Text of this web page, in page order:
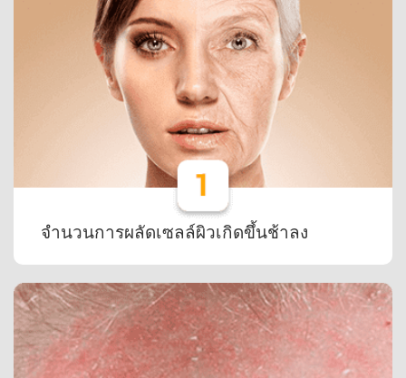
จำนวนการผลัดเซลล์ผิวเกิดขึ้นช้าลง